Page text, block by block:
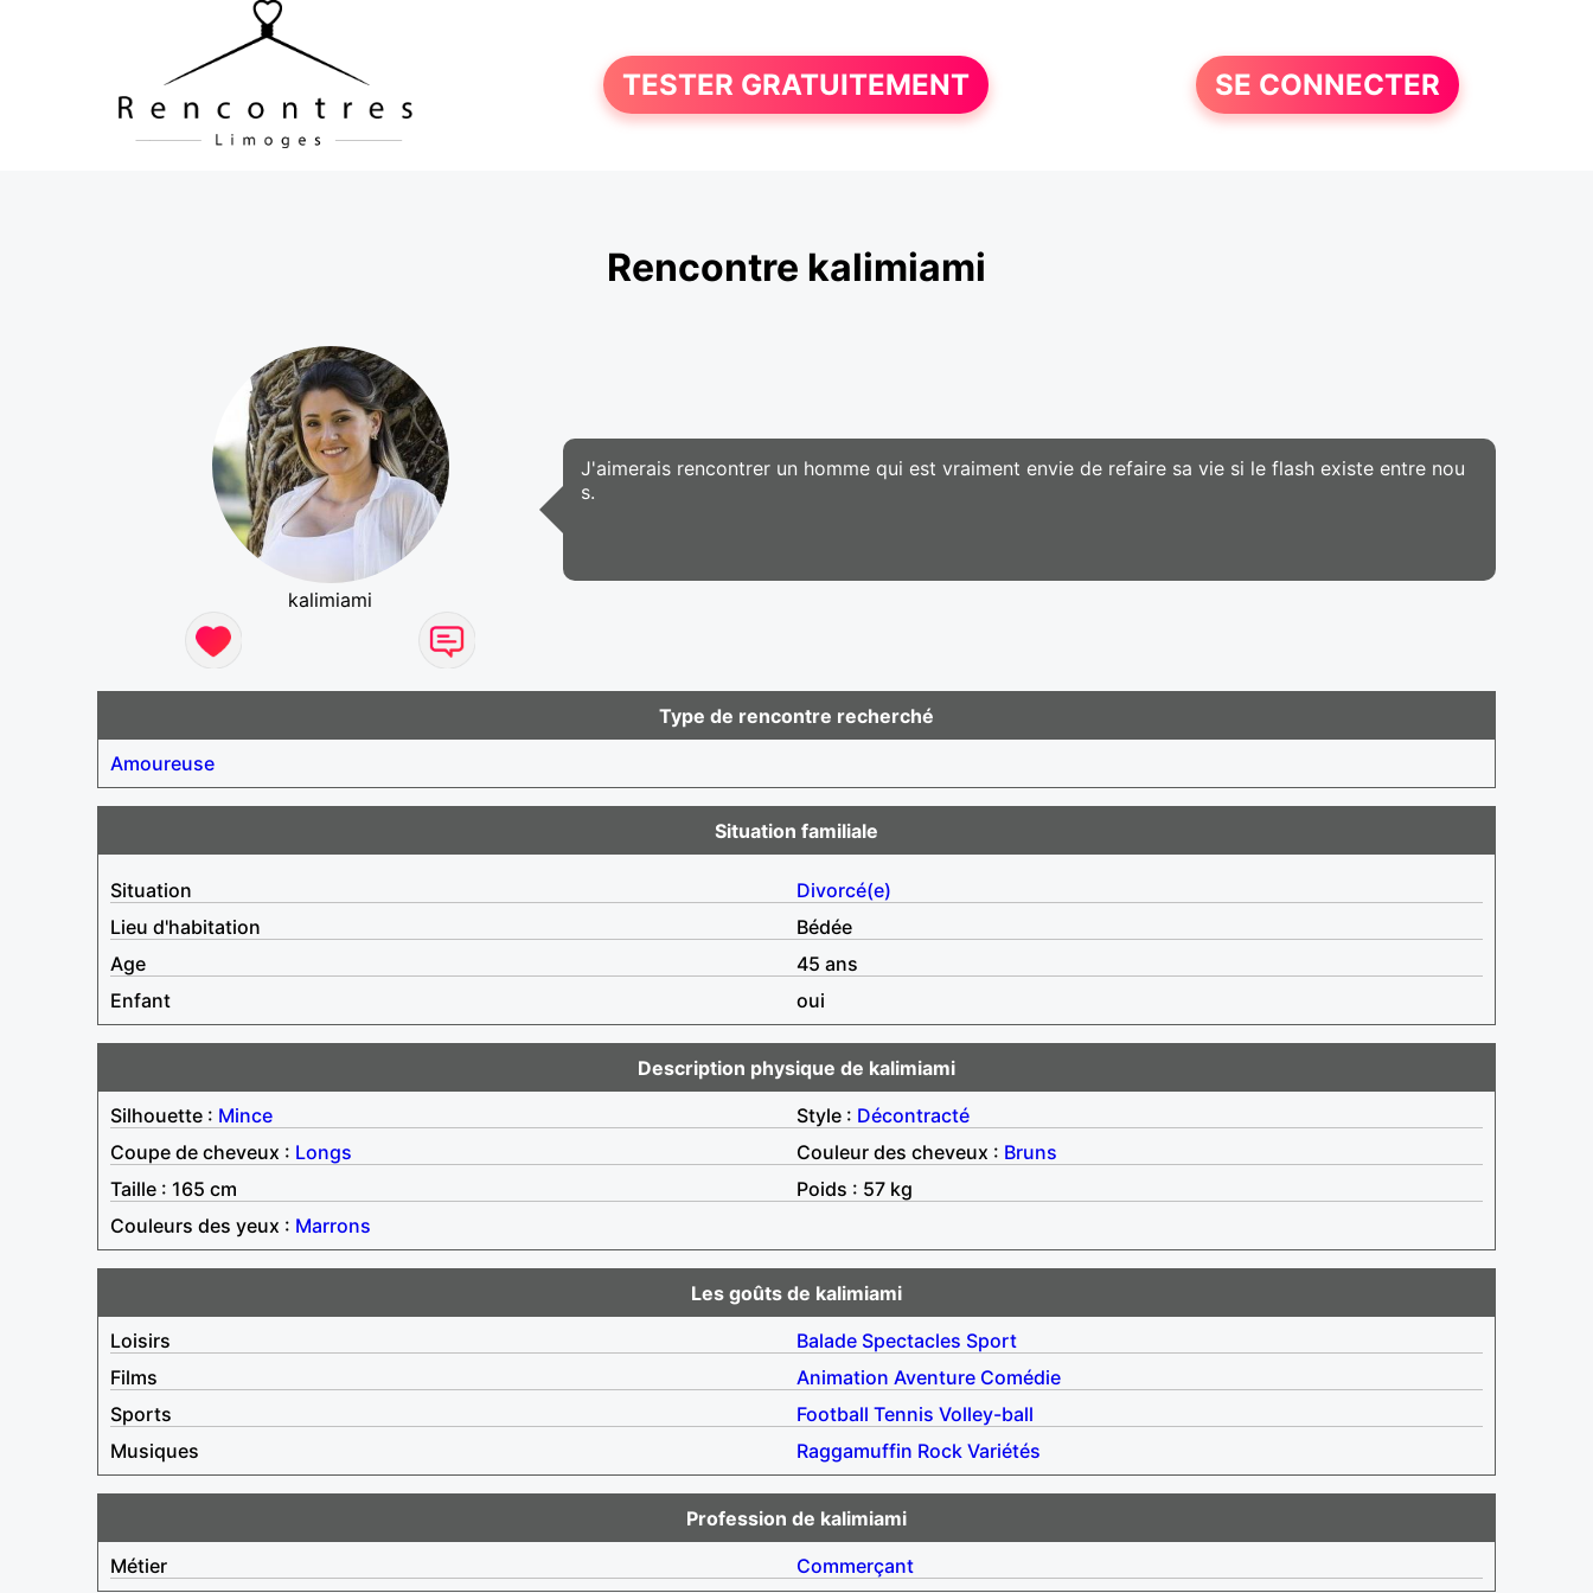
TESTER GRATUITEMENT SE CONNECTER
Rencontre kalimiami
kalimiami
J'aimerais rencontrer un homme qui est vraiment envie de refaire sa vie si le flash existe entre nou
s.
Type de rencontre recherché
Amoureuse
Situation familiale
Situation
Divorcé(e)
Lieu d'habitation
Bédée
Age
45 ans
Enfant
oui
Description physique de kalimiami
Silhouette : Mince Style : Décontracté
Coupe de cheveux : Longs Couleur des cheveux : Bruns
Taille : 165 cm
Poids : 57 kg
Couleurs des yeux : Marrons
Les goûts de kalimiami
Loisirs
Balade Spectacles Sport
Films
Animation Aventure Comédie
Sports
Football Tennis Volley-ball
Musiques
Raggamuffin Rock Variétés
Profession de kalimiami
Métier
Commerçant